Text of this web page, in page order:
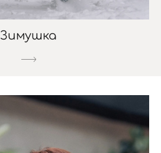
Зимушка